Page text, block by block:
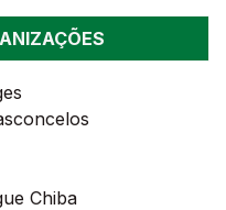
Chiba